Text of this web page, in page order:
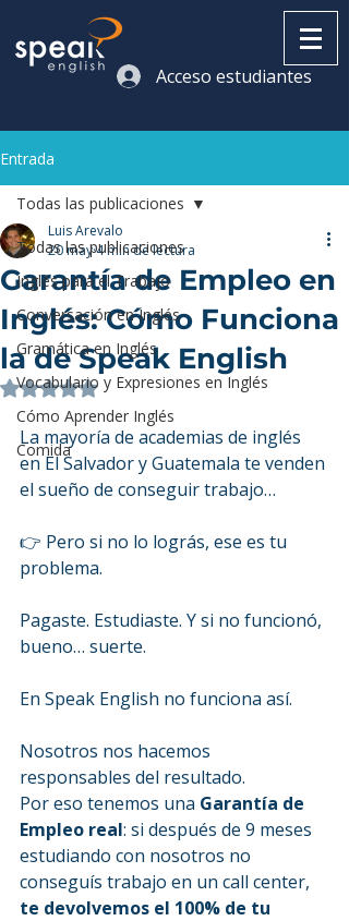
Acceso estudiantes
Entrada
Todas las publicaciones
Inglés para el Trabajo
Conversación en Inglés
Gramática en Inglés
Vocabulario y Expresiones en Inglés
Cómo Aprender Inglés
Comida
Todas las publicaciones
Garantía de Empleo en
Inglés: Cómo Funciona
la de Speak English
Luis Arevalo
20 may4 min de lectura
Obtuvo NaN de 5 estrellas.
La mayoría de academias de inglés
en El Salvador y Guatemala te venden
el sueño de conseguir trabajo…
👉 Pero si no lo lográs, ese es tu
problema.
Pagaste. Estudiaste. Y si no funcionó,
bueno… suerte.
En Speak English no funciona así.
Nosotros nos hacemos
responsables del resultado.
Por eso tenemos una Garantía de
Empleo real: si después de 9 meses
estudiando con nosotros no
conseguís trabajo en un call center,
te devolvemos el 100% de tu